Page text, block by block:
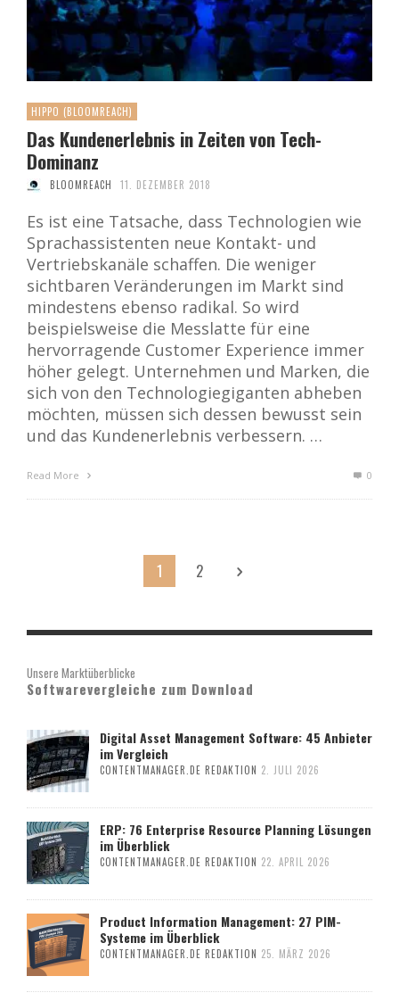
HIPPO (BLOOMREACH)
Das Kundenerlebnis in Zeiten von Tech-
Dominanz
BLOOMREACH 11. DEZEMBER 2018
Es ist eine Tatsache, dass Technologien wie
Sprachassistenten neue Kontakt- und
Vertriebskanäle schaffen. Die weniger
sichtbaren Veränderungen im Markt sind
mindestens ebenso radikal. So wird
beispielsweise die Messlatte für eine
hervorragende Customer Experience immer
höher gelegt. Unternehmen und Marken, die
sich von den Technologiegiganten abheben
möchten, müssen sich dessen bewusst sein
und das Kundenerlebnis verbessern. …
Read More 0
1 2
Unsere Marktüberblicke
Softwarevergleiche zum Download
Digital Asset Management Software: 45 Anbieter
im Vergleich
CONTENTMANAGER.DE REDAKTION 2. JULI 2026
ERP: 76 Enterprise Resource Planning Lösungen
im Überblick
CONTENTMANAGER.DE REDAKTION 22. APRIL 2026
Product Information Management: 27 PIM-
Systeme im Überblick
CONTENTMANAGER.DE REDAKTION 25. MÄRZ 2026